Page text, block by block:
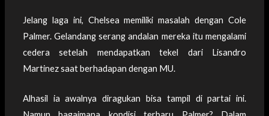
Jelang laga ini, Chelsea memiliki masalah dengan Cole
Palmer. Gelandang serang andalan mereka itu mengalami
cedera setelah mendapatkan tekel dari Lisandro
Martinez saat berhadapan dengan MU.
Alhasil ia awalnya diragukan bisa tampil di partai ini.